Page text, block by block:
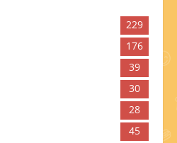
229
176
39
30
28
45